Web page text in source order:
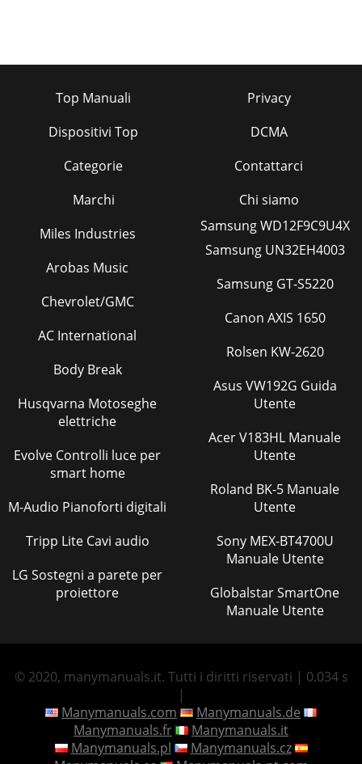
Top Manuali
Dispositivi Top
Categorie
Marchi
Privacy
DCMA
Contattarci
Chi siamo
Miles Industries
Arobas Music
Chevrolet/GMC
AC International
Body Break
Husqvarna Motoseghe
elettriche
Evolve Controlli luce per
smart home
M-Audio Pianoforti digitali
Tripp Lite Cavi audio
LG Sostegni a parete per
proiettore
Samsung WD12F9C9U4X
Samsung UN32EH4003
Samsung GT-S5220
Canon AXIS 1650
Rolsen KW-2620
Asus VW192G Guida
Utente
Acer V183HL Manuale
Utente
Roland BK-5 Manuale
Utente
Sony MEX-BT4700U
Manuale Utente
Globalstar SmartOne
Manuale Utente
© 2020, manymanuals.it. Tutti i diritti riservati | 0.034 s
|
Manymanuals.com
Manymanuals.de
Manymanuals.fr
Manymanuals.it
Manymanuals.pl
Manymanuals.cz